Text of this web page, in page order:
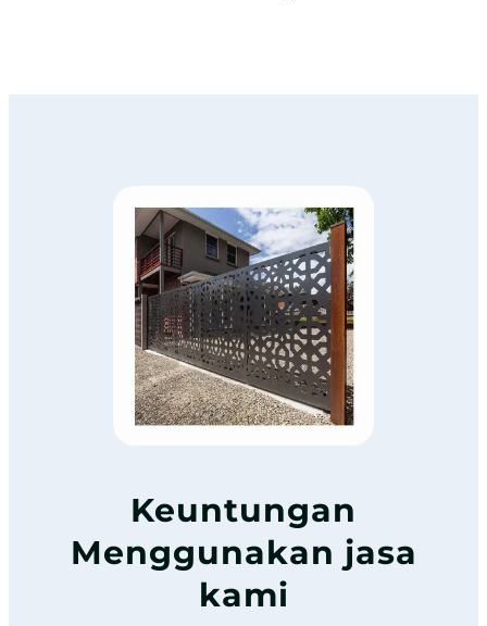
Keuntungan
Menggunakan jasa
kami